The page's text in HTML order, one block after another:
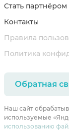
Стать партнёром
Контакты
Правила
Политика
Обратная
Наш сайт
используемые
использованию